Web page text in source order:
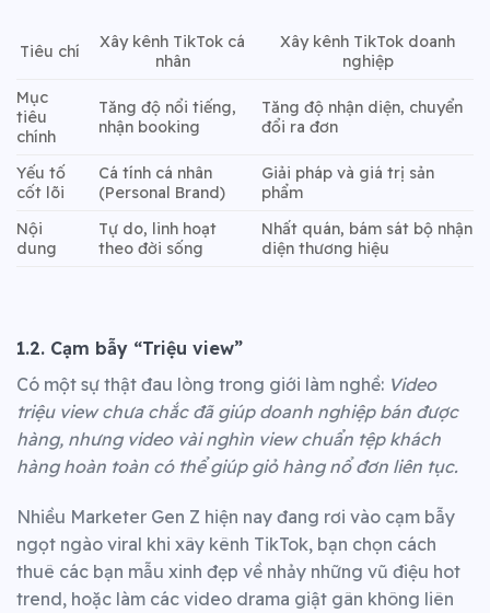
Tiêu chí
Xây kênh TikTok cá
nhân
Xây kênh TikTok doanh
nghiệp
Mục
tiêu
chính
Tăng độ nổi tiếng,
nhận booking
Tăng độ nhận diện, chuyển
đổi ra đơn
Yếu tố
cốt lõi
Cá tính cá nhân
(Personal Brand)
Giải pháp và giá trị sản
phẩm
Nội
dung
Tự do, linh hoạt
theo đời sống
Nhất quán, bám sát bộ nhận
diện thương hiệu
1.2. Cạm bẫy “Triệu view”
Có một sự thật đau lòng trong giới làm nghề: Video
triệu view chưa chắc đã giúp doanh nghiệp bán được
hàng, nhưng video vài nghìn view chuẩn tệp khách
hàng hoàn toàn có thể giúp giỏ hàng nổ đơn liên tục.
Nhiều Marketer Gen Z hiện nay đang rơi vào cạm bẫy
ngọt ngào viral khi xây kênh TikTok, bạn chọn cách
thuê các bạn mẫu xinh đẹp về nhảy những vũ điệu hot
trend, hoặc làm các video drama giật gân không liên